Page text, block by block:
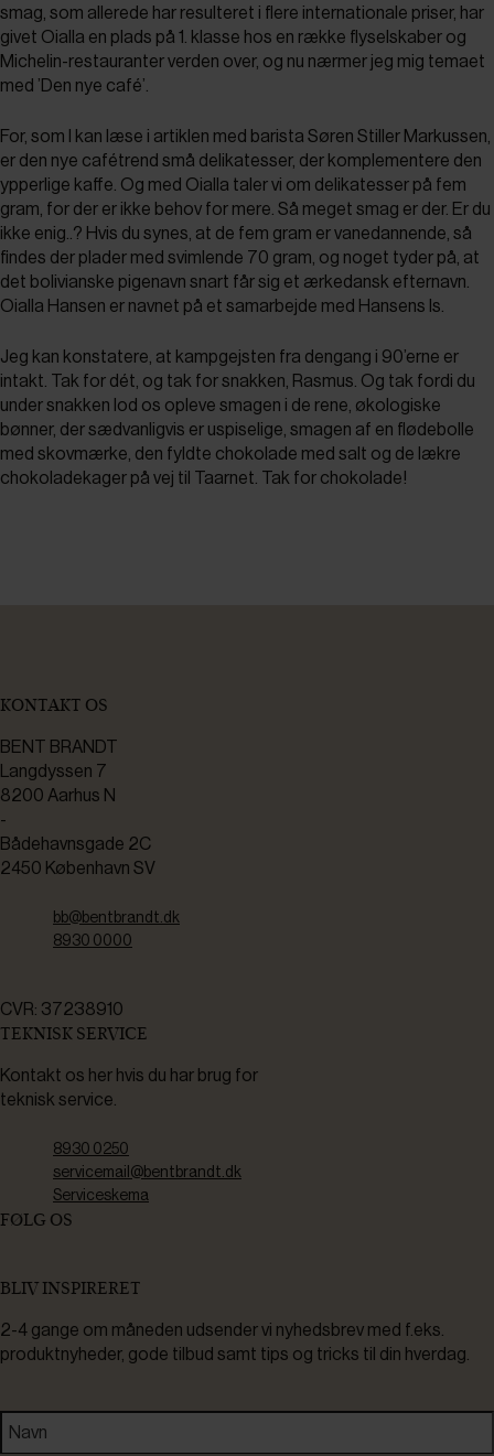
smag, som allerede har resulteret i flere internationale priser, har
givet Oialla en plads på 1. klasse hos en række flyselskaber og
Michelin-restauranter verden over, og nu nærmer jeg mig temaet
med ’Den nye café’.
For, som I kan læse i artiklen med barista Søren Stiller Markussen,
er den nye cafétrend små delikatesser, der komplementere den
ypperlige kaffe. Og med Oialla taler vi om delikatesser på fem
gram, for der er ikke behov for mere. Så meget smag er der. Er du
ikke enig..? Hvis du synes, at de fem gram er vanedannende, så
findes der plader med svimlende 70 gram, og noget tyder på, at
det bolivianske pigenavn snart får sig et ærkedansk efternavn.
Oialla Hansen er navnet på et samarbejde med Hansens Is.
Jeg kan konstatere, at kampgejsten fra dengang i 90’erne er
intakt. Tak for dét, og tak for snakken, Rasmus. Og tak fordi du
under snakken lod os opleve smagen i de rene, økologiske
bønner, der sædvanligvis er uspiselige, smagen af en flødebolle
med skovmærke, den fyldte chokolade med salt og de lækre
chokoladekager på vej til Taarnet. Tak for chokolade!
KONTAKT OS
BENT BRANDT
Langdyssen 7
8200 Aarhus N
-
Bådehavnsgade 2C
2450 København SV
bb@bentbrandt.dk
8930 0000
CVR: 37238910
TEKNISK SERVICE
Kontakt os her hvis du har brug for
teknisk service.
8930 0250
servicemail@bentbrandt.dk
Serviceskema
FØLG OS
BLIV INSPIRERET
2-4 gange om måneden udsender vi nyhedsbrev med f.eks.
produktnyheder, gode tilbud samt tips og tricks til din hverdag.